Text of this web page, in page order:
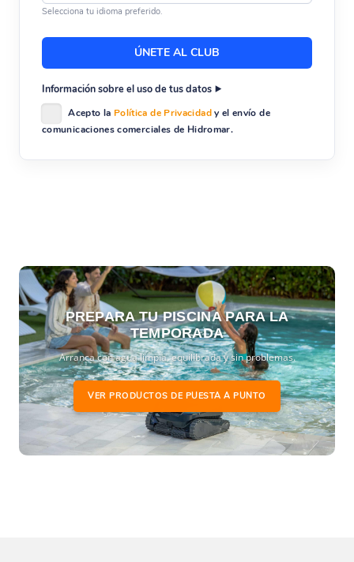
Selecciona tu idioma preferido.
Información sobre el uso de tus datos
Acepto la Política de Privacidady el envío de
comunicaciones comerciales de Hidromar.
PREPARA TU PISCINA PARA LA
TEMPORADA
Arranca con agua limpia, equilibrada y sin problemas.
VER PRODUCTOS DE PUESTA A PUNTO